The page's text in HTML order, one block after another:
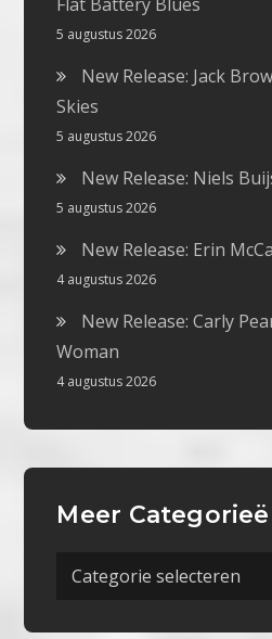
5 augustus 2026
New Release: Jack
Skies
5 augustus 2026
New Release: Niels
5 augustus 2026
New Release: Erin
4 augustus 2026
New Release: Carly
Woman
4 augustus 2026
Meer
Meer